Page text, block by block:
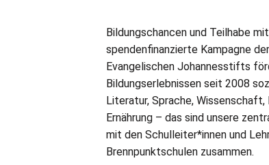
Bildungschancen und Teilhabe
spendenfinanzierte Kampagne
Evangelischen Johannesstifts
Bildungserlebnissen seit 2008
Literatur, Sprache,
Ernährung – das sind unsere
mit den Schulleiter*innen und
Brennpunktschulen zusammen.